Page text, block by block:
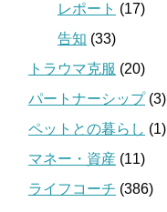
レポート (17)
告知 (33)
トラウマ克服 (20)
パートナーシップ(3)
ペットとの暮らし (1)
マネー・資産 (11)
ライフコーチ (386)